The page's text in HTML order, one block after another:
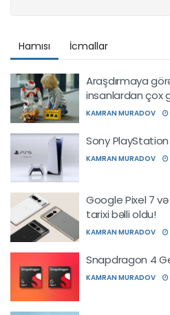
Hamısı İcmallar
Araşdırmaya
insanlardan çox
KAMRAN MURADOV
Sony
KAMRAN MURADOV
Google Pixel 7
tarixi bəlli oldu!
KAMRAN MURADOV
Snapdragon 4
KAMRAN MURADOV